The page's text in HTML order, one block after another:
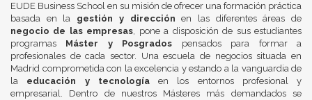
EUDE Business School en su misión de ofrecer una formación práctica
basada en la gestión y dirección en las diferentes áreas de
negocio de las empresas, pone a disposición de sus estudiantes
programas Máster y Posgrados pensados para formar a
profesionales de cada sector. Una escuela de negocios situada en
Madrid comprometida con la excelencia y estando a la vanguardia de
la educación y tecnologíaen los entornos profesional y
empresarial. Dentro de nuestros Másteres más demandados se